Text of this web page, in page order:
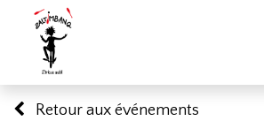
Retour aux événements